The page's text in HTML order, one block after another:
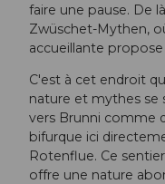
faire une pause. De
Zwüschet-Mythen,
accueillante
C'est à cet endroit
nature et mythes se
vers Brunni comme
bifurque ici
Rotenflue. Ce
offre une nature